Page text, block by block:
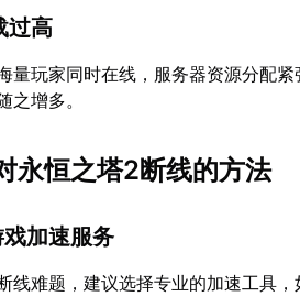
过高
量玩家同时在线，服务器资源分配
之增多。
永恒之塔2断线的方法
加速服务
线难题，建议选择专业的加速工具，